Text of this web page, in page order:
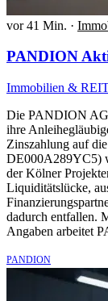
vor 41 Min. ·
PANDION
Immobilien &
Die PANDION AG
ihre
Zinszahlung auf
DE000A289YC5)
der Kölner
Liquiditätslücke,
dadurch entfallen.
Angaben arbeitet
PANDION